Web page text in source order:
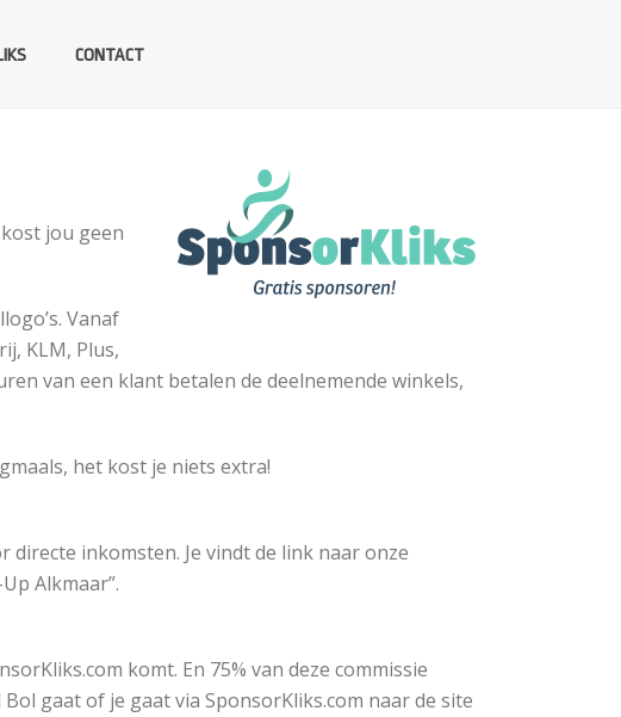
CONTACT
jou geen
Vanaf
KLM, Plus,
van een klant betalen de deelnemende winkels,
het kost je niets extra!
directe inkomsten. Je vindt de link naar onze
Alkmaar”.
komt. En 75% van deze commissie
gaat of je gaat via SponsorKliks.com naar de site